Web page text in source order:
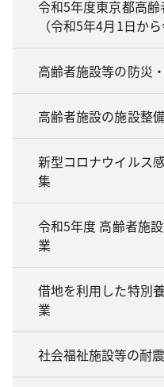
令和5年度東京都高
（令和5年4月1日か
高齢者施設等の防災
高齢者施設の施設整
新型コロナウイルス
集
令和5年度 高齢者施
業
借地を利用した特別
業
社会福祉施設等の耐